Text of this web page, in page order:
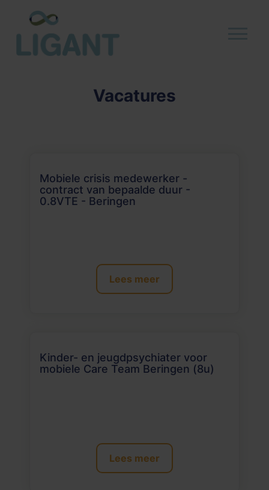
Vacatures
Mobiele crisis medewerker -
contract van bepaalde duur -
0.8VTE - Beringen
Lees meer
Kinder- en jeugdpsychiater voor
mobiele Care Team Beringen (8u)
Lees meer